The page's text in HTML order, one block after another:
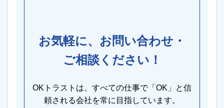
お気軽に、お問い合わせ・
ご相談ください！
OKトラストは、すべての仕事で「OK」と信
頼される会社を常に目指しています。